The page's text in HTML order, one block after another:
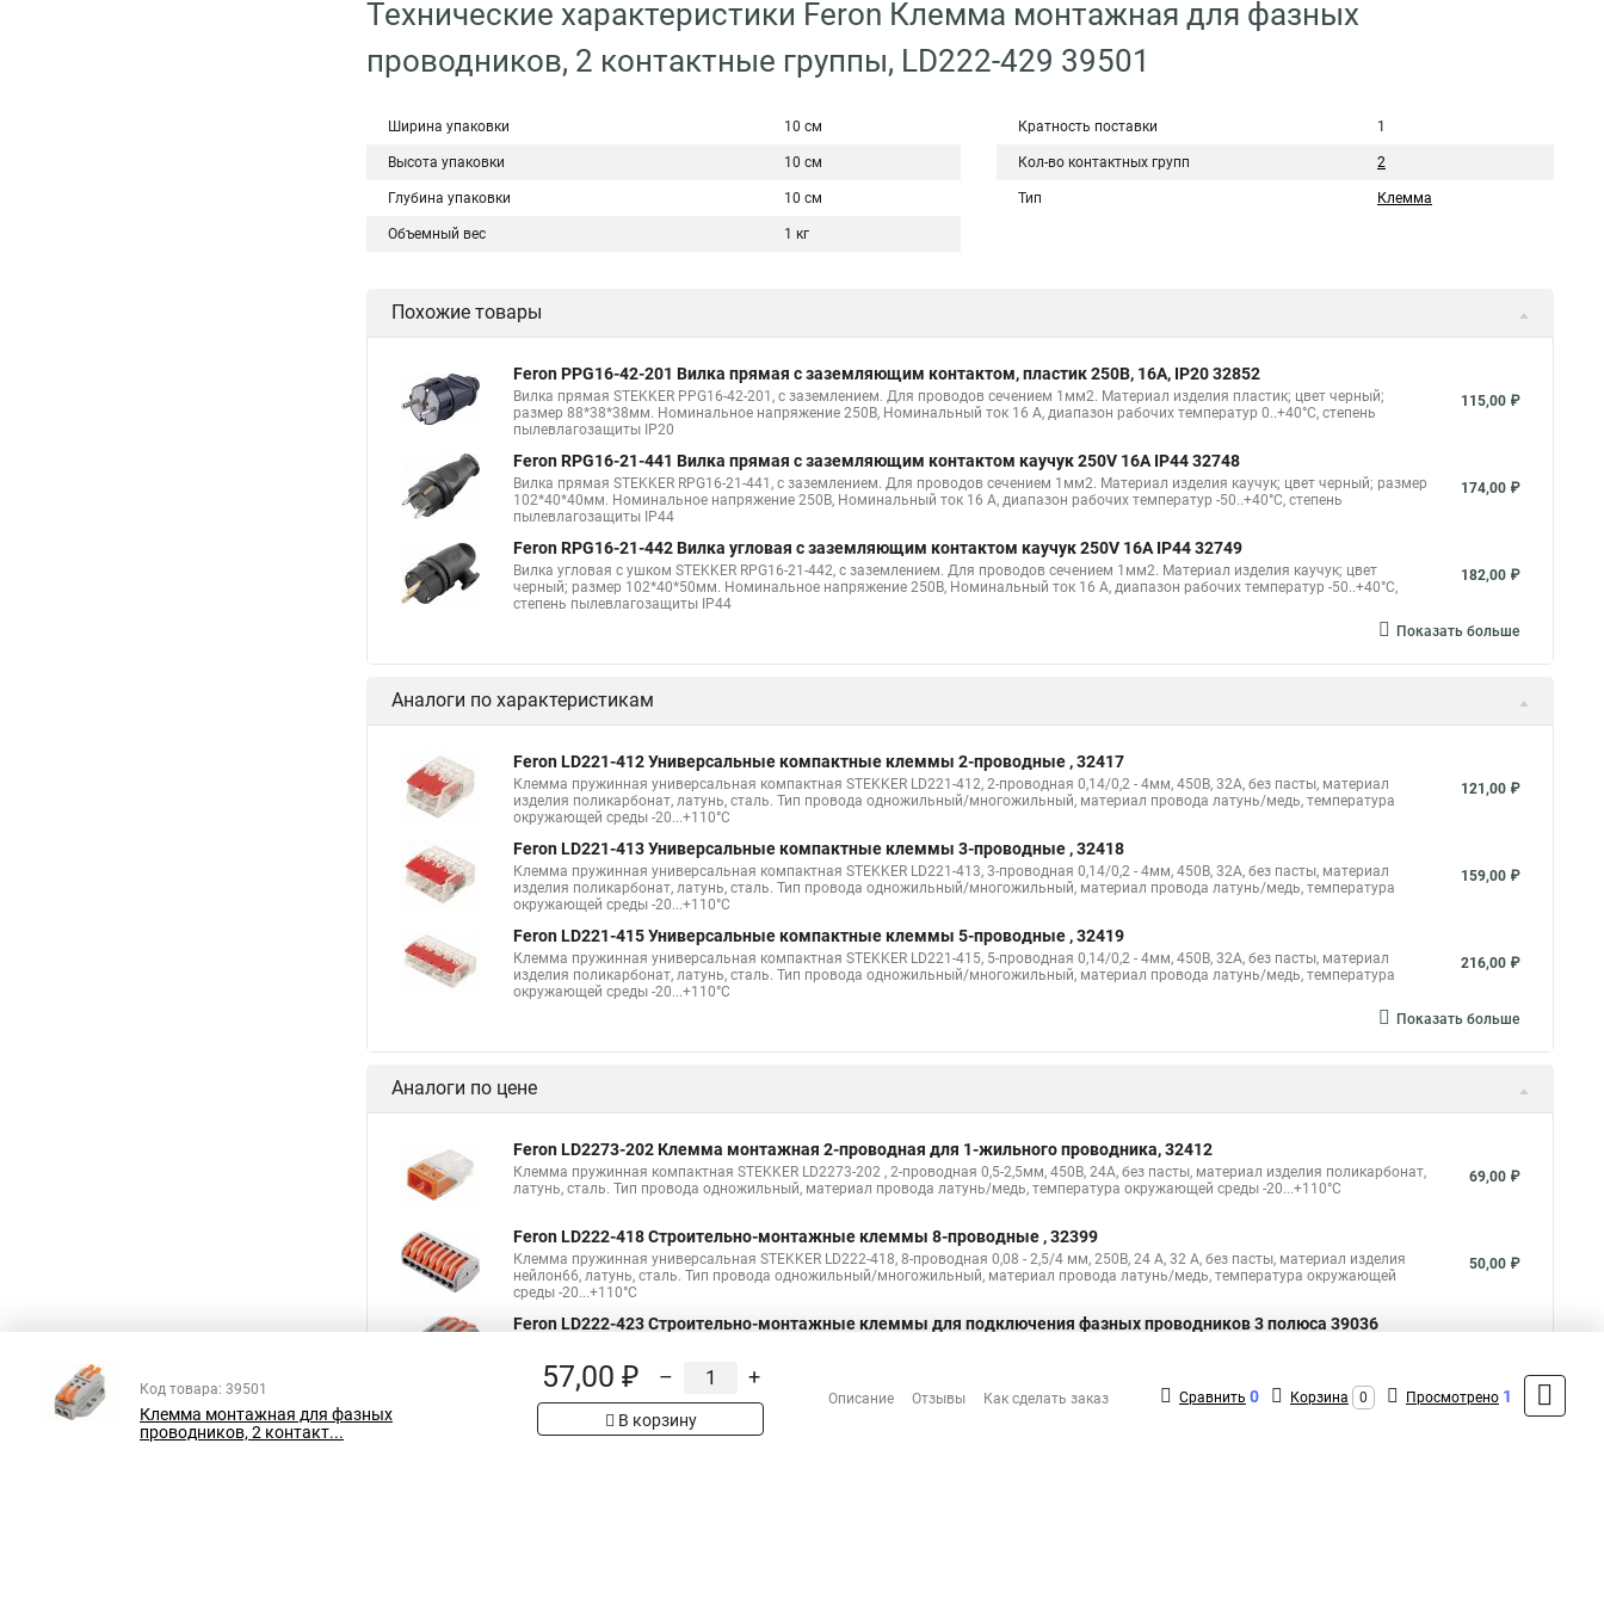
Технические характеристики Feron Клемма монтажная для фазных
проводников, 2 контактные группы, LD222-429 39501
Ширина упаковки 10 см
Высота упаковки 10 см
Глубина упаковки 10 см
Объемный вес 1 кг
Кратность поставки 1
Кол-во контактных групп 2
Тип Клемма
Похожие товары
Feron PPG16-42-201 Вилка прямая с заземляющим контактом, пластик 250В, 16A, IP20 32852
Вилка прямая STEKKER PPG16-42-201, с заземлением. Для проводов сечением 1мм2. Материал изделия пластик; цвет черный;
размер 88*38*38мм. Номинальное напряжение 250В, Номинальный ток 16 А, диапазон рабочих температур 0..+40°C, степень
пылевлагозащиты IP20
115,00 ₽
Feron RPG16-21-441 Вилка прямая с заземляющим контактом каучук 250V 16A IP44 32748
Вилка прямая STEKKER RPG16-21-441, с заземлением. Для проводов сечением 1мм2. Материал изделия каучук; цвет черный; размер
102*40*40мм. Номинальное напряжение 250В, Номинальный ток 16 А, диапазон рабочих температур -50..+40°C, степень
пылевлагозащиты IP44
174,00 ₽
Feron RPG16-21-442 Вилка угловая с заземляющим контактом каучук 250V 16A IP44 32749
Вилка угловая с ушком STEKKER RPG16-21-442, с заземлением. Для проводов сечением 1мм2. Материал изделия каучук; цвет
черный; размер 102*40*50мм. Номинальное напряжение 250В, Номинальный ток 16 А, диапазон рабочих температур -50..+40°C,
степень пылевлагозащиты IP44
182,00 ₽
Показать больше
Аналоги по характеристикам
Feron LD221-412 Универсальные компактные клеммы 2-проводные , 32417
Клемма пружинная универсальная компактная STEKKER LD221-412, 2-проводная 0,14/0,2 - 4мм, 450В, 32А, без пасты, материал
изделия поликарбонат, латунь, сталь. Тип провода одножильный/многожильный, материал провода латунь/медь, температура
окружающей среды -20...+110°C
121,00 ₽
Feron LD221-413 Универсальные компактные клеммы 3-проводные , 32418
Клемма пружинная универсальная компактная STEKKER LD221-413, 3-проводная 0,14/0,2 - 4мм, 450В, 32А, без пасты, материал
изделия поликарбонат, латунь, сталь. Тип провода одножильный/многожильный, материал провода латунь/медь, температура
окружающей среды -20...+110°C
159,00 ₽
Feron LD221-415 Универсальные компактные клеммы 5-проводные , 32419
Клемма пружинная универсальная компактная STEKKER LD221-415, 5-проводная 0,14/0,2 - 4мм, 450В, 32А, без пасты, материал
изделия поликарбонат, латунь, сталь. Тип провода одножильный/многожильный, материал провода латунь/медь, температура
окружающей среды -20...+110°C
216,00 ₽
Показать больше
Аналоги по цене
Feron LD2273-202 Клемма монтажная 2-проводная для 1-жильного проводника, 32412
Клемма пружинная компактная STEKKER LD2273-202 , 2-проводная 0,5-2,5мм, 450В, 24A, без пасты, материал изделия поликарбонат,
латунь, сталь. Тип провода одножильный, материал провода латунь/медь, температура окружающей среды -20...+110°C
69,00 ₽
Feron LD222-418 Cтроительно-монтажные клеммы 8-проводные , 32399
Клемма пружинная универсальная STEKKER LD222-418, 8-проводная 0,08 - 2,5/4 мм, 250В, 24 A, 32 A, без пасты, материал изделия
нейлон66, латунь, сталь. Тип провода одножильный/многожильный, материал провода латунь/медь, температура окружающей
среды -20...+110°C
50,00 ₽
Feron LD222-423 Cтроительно-монтажные клеммы для подключения фазных проводников 3 полюса 39036
нейлон66, латунь, сталь. Тип провода одножильный/многожильный, материал провода латунь/медь, температура окружающей
среды -20...+110°C
Показать больше
Код товара: 39501
Клемма монтажная для фазных
проводников, 2 контакт...
57,00 ₽ – +
В корзину
Описание Отзывы Как сделать заказ Сравнить 0 Корзина 0 Просмотрено 1